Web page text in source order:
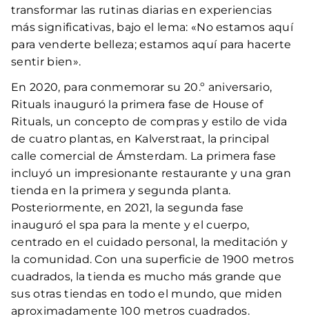
transformar las rutinas diarias en experiencias
más significativas, bajo el lema: «No estamos aquí
para venderte belleza; estamos aquí para hacerte
sentir bien».
En 2020, para conmemorar su 20.º aniversario,
Rituals inauguró la primera fase de House of
Rituals, un concepto de compras y estilo de vida
de cuatro plantas, en Kalverstraat, la principal
calle comercial de Ámsterdam. La primera fase
incluyó un impresionante restaurante y una gran
tienda en la primera y segunda planta.
Posteriormente, en 2021, la segunda fase
inauguró el spa para la mente y el cuerpo,
centrado en el cuidado personal, la meditación y
la comunidad. Con una superficie de 1900 metros
cuadrados, la tienda es mucho más grande que
sus otras tiendas en todo el mundo, que miden
aproximadamente 100 metros cuadrados.